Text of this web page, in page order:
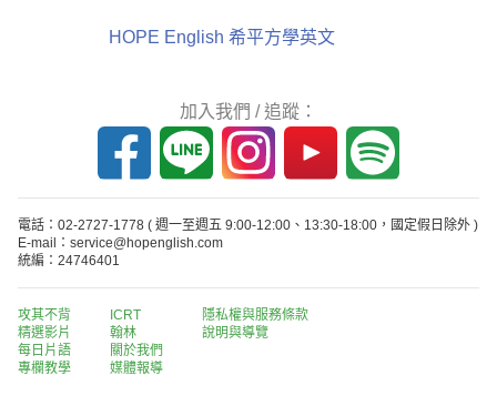
HOPE English 希平方學英文
加入我們 / 追蹤：
電話：02-2727-1778 ( 週一至週五 9:00-12:00、13:30-18:00，國定假日除外 )
E-mail：service@hopenglish.com
統編：24746401
攻其不背
精選影片
每日片語
專欄教學
ICRT
翰林
關於我們
媒體報導
隱私權與服務條款
說明與導覽